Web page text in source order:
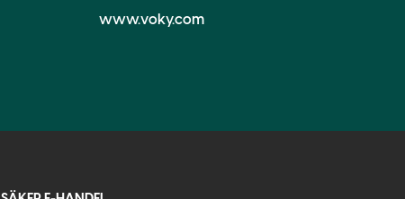
www.voky.com